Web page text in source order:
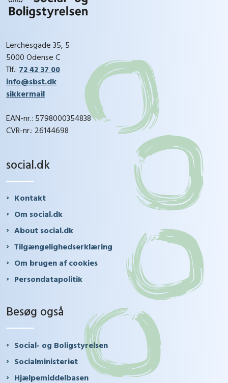
Lerchesgade 35, 5
5000 Odense C
Tlf.: 72 42 37 00
info@sbst.dk
sikkermail
EAN-nr.: 5798000354838
CVR-nr.: 26144698
social.dk
Kontakt
Om social.dk
About social.dk
Tilgængelighedserklæring
Om brugen af cookies
Persondatapolitik
Besøg også
Social- og Boligstyrelsen
Socialministeriet
Hjælpemiddelbasen